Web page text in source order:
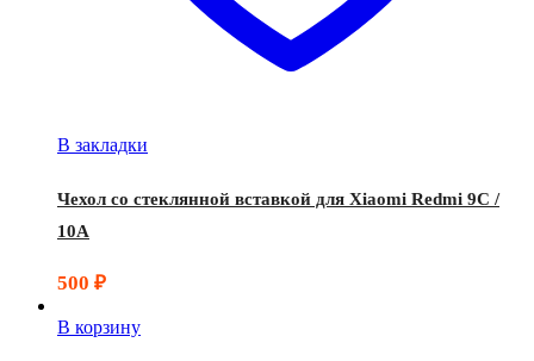
В закладки
Чехол со стеклянной вставкой для Xiaomi Redmi 9C /
10A
500 ₽
В корзину